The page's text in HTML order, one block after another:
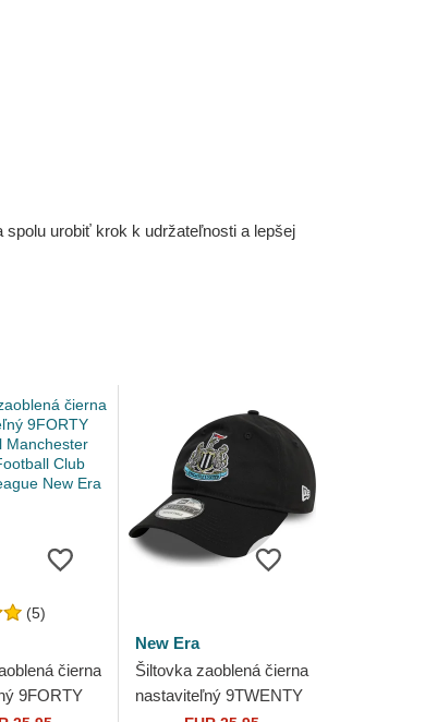
urobiť krok k udržateľnosti a lepšej
(5)
čierna
9FORTY
New Era
Šiltovka zaoblená čierna
nastaviteľný 9TWENTY